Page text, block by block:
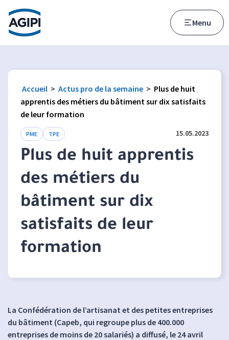
Accès au menu
Accès au contenu principal
Menu
Accueil > Actus pro de la semaine > Plus de huit
apprentis des métiers du bâtiment sur dix satisfaits
de leur formation
PME TPE 15.05.2023
Plus de huit apprentis
des métiers du
bâtiment sur dix
satisfaits de leur
formation
La Confédération de l’artisanat et des petites entreprises
du bâtiment (Capeb, qui regroupe plus de 400.000
entreprises de moins de 20 salariés) a diffusé, le 24 avril